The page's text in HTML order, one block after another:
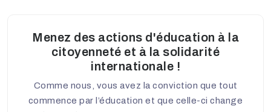
Menez des actions d'éducation à la
citoyenneté et à la solidarité
internationale !
Comme nous, vous avez la conviction que tout
commence par l’éducation et que celle-ci change